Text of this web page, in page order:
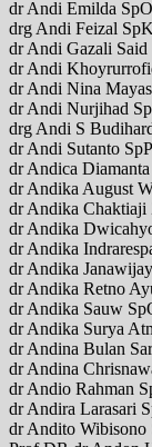
dr Andi Emilda
drg Andi Feizal
dr Andi Gazali
dr Andi
dr Andi Nina
dr Andi Nurjihad
drg Andi S
dr Andi Sutanto
dr Andica
dr Andika August
dr Andika Chaktiaji
dr Andika
dr Andika
dr Andika
dr Andika Retno
dr Andika Sauw
dr Andika Surya
dr Andina Bulan
dr Andina
dr Andio Rahman
dr Andira Larasari
dr Andito Wibisono